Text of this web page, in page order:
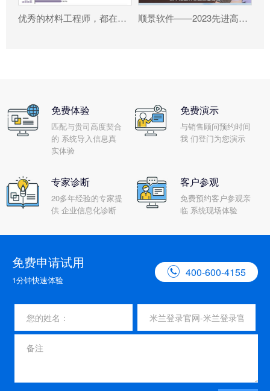
优秀的材料工程师，都在跟这个新朋友打交道! 顺景软件——2023先进高分子材料产业高质量发展大会暨工程塑料产业创新大会
免费体验
匹配与贵司高度契合
的 系统导入信息真
实体验
免费演示
与销售顾问预约时间
我 们登门为您演示
专家诊断
20多年经验的专家提
供 企业信息化诊断
客户参观
免费预约客户参观亲
临 系统现场体验
免费申请试用
1分钟快速体验
 400-600-4155